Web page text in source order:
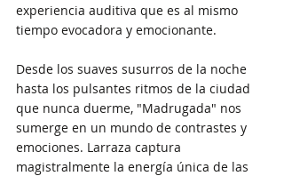
experiencia auditiva que es al mismo
tiempo evocadora y emocionante.
Desde los suaves susurros de la noche
hasta los pulsantes ritmos de la ciudad
que nunca duerme, "Madrugada" nos
sumerge en un mundo de contrastes y
emociones. Larraza captura
magistralmente la energía única de las